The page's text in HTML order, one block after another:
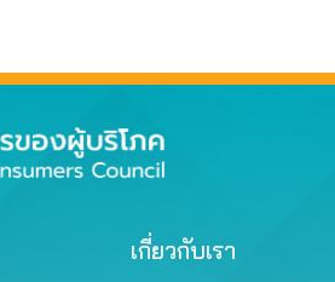
เกี่ยวกับเรา